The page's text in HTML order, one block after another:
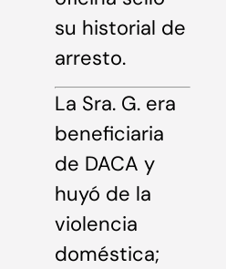
su historial de
arresto.
La Sra. G. era
beneficiaria
de DACA y
huyó de la
violencia
doméstica;